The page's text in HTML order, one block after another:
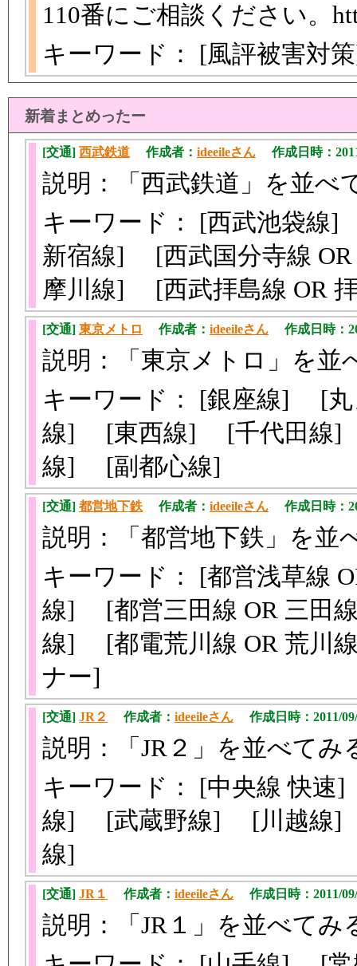
110番にご相談ください。
キーワード： [風評被害
新着まとめったー
[交通] 西武鉄道 作成者： ideeileさん 作成日時：
説明：「西武鉄道」を並べ
キーワード： [西武池袋
新宿線] [西武国分寺線
摩川線] [西武拝島線 OR
[交通] 東京メトロ 作成者： ideeileさん 作成日時：
説明：「東京メトロ」を並
キーワード： [銀座線] [
線] [東西線] [千代田線
線] [副都心線]
[交通] 都営地下鉄 作成者： ideeileさん 作成日時：
説明：「都営地下鉄」を並
キーワード： [都営浅草線
線] [都営三田線 OR 三田
線] [都電荒川線 OR 荒川
ナー]
[交通] JR２ 作成者： ideeileさん 作成日時：2011/
説明：「JR２」を並べてみ
キーワード： [中央線
線] [武蔵野線] [川越線
線]
[交通] JR１ 作成者： ideeileさん 作成日時：2011/
説明：「JR１」を並べてみ